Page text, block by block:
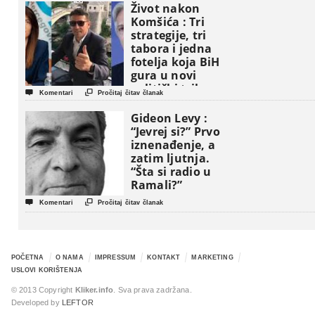
Život nakon
Komšića : Tri
strategije, tri
tabora i jedna
fotelja koja BiH
gura u novi
politički triler
 Komentari  Pročitaj čitav članak
Gideon Levy :
“Jevrej si?” Prvo
iznenađenje, a
zatim ljutnja.
“Šta si radio u
Ramali?”
 Komentari  Pročitaj čitav članak
POČETNA O NAMA IMPRESSUM KONTAKT
MARKETING
USLOVI KORIŠTENJA
© 2013 Copyright Kliker.info . Sva prava zadržana.
Developed by
LEFTOR